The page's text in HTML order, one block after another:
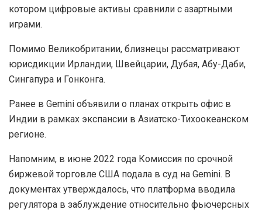
котором цифровые активы сравнили с азартными
играми.
Помимо Великобритании, близнецы рассматривают
юрисдикции Ирландии, Швейцарии, Дубая, Абу-Даби,
Сингапура и Гонконга.
Ранее в Gemini объявили о планах открыть офис в
Индии в рамках экспансии в Азиатско-Тихоокеанском
регионе.
Напомним, в июне 2022 года Комиссия по срочной
биржевой торговле США подала в суд на Gemini. В
документах утверждалось, что платформа вводила
регулятора в заблуждение относительно фьючерсных